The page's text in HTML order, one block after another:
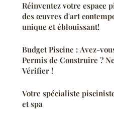
Réinventez votre espace
des œuvres d'art
unique et éblouissant!
Budget Piscine : Avez-
Permis de Construire ?
Vérifier !
Votre spécialiste
et spa